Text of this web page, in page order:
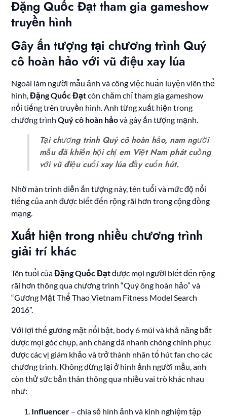
Đặng Quốc Đạt tham gia gameshow
truyền hình
Gây ấn tượng tại chương trình Quý
cô hoàn hảo với vũ điệu xay lúa
Ngoài làm người mẫu ảnh và công việc huấn luyện viên thể
hình,Đặng Quốc Đạtcòn chăm chỉ tham gia gameshow
nổi tiếng trên truyền hình. Anh từng xuất hiện trong
chương trìnhQuý cô hoàn hảovà gây ấn tượng mạnh.
Tại chương trình Quý cô hoàn hảo, nam người
mẫu đã khiến hội chị em Việt Nam phát cuồng
với vũ điệu cuối xay lúa đầy cuốn hút.
Nhờ màn trình diễn ấn tượng này, tên tuổi và mức độ nổi
tiếng của anh được biết đến rộng rãi hơn trong cộng đồng
mạng.
Xuất hiện trong nhiều chương trình
giải trí khác
Tên tuổi củaĐặng Quốc Đạtđược mọi người biết đến rộng
rãi hơn thông qua chương trình “Quý ông hoàn hảo” và
“Gương Mặt Thể Thao Vietnam Fitness Model Search
2016”.
Với lợi thế gương mặt nổi bật, body 6 múi và khả năng bắt
được mọi góc chụp, anh chàng đã nhanh chóng chinh phục
được các vị giám khảo và trở thành nhân tố hút fan cho các
chương trình. Không dừng lại ở hình ảnh người mẫu, anh
còn thử sức bản thân thông qua nhiều vai trò khác nhau
như:
Influencer – chia sẻ hình ảnh và kinh nghiệm tập